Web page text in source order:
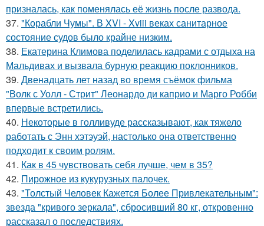
призналась, как поменялась её жизнь после развода.
37. "Корабли Чумы". В XVI - Xviii веках санитарное
состояние судов было крайне низким.
38. Екатерина Климова поделилась кадрами с отдыха на
Мальдивах и вызвала бурную реакцию поклонников.
39. Двенадцать лет назад во время съёмок фильма
"Волк с Уолл - Стрит" Леонардо ди каприо и Марго Робби
впервые встретились.
40. Некоторые в голливуде рассказывают, как тяжело
работать с Энн хэтэуэй, настолько она ответственно
подходит к своим ролям.
41. Как в 45 чувствовать себя лучше, чем в 35?
42. Пирожное из кукурузных палочек.
43. "Толстый Человек Кажется Более Привлекательным":
звезда "кривого зеркала", сбросивший 80 кг, откровенно
рассказал о последствиях.